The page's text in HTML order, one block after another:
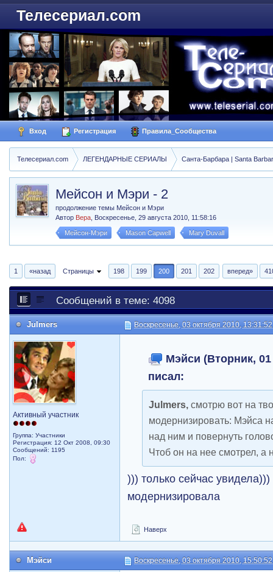
Телесериал.com
Вход Регистрация Правила_Сообщества
Телесериал.com ЛЕГЕНДАРНЫЕ СЕРИАЛЫ Санта-Барбара | Santa
Мейсон и Мэри - 2
продолжение темы Мейсон и Мэри
Автор Вера Воскресенье, 29 августа 2010, 11:58:16
Мейсон-Мэри Mason Capwell Mary Duvall
1 «назад Страницы 198 199 200 201 202 вперед»
Сообщений в теме: 4098
Julmers Воскресенье, 03 октября 2010, 13:31:52
Активный участник
Группа: Участники
Регистрация: 12 Окт 2008, 09:30
Сообщений: 1195
Пол:
Мэйси (Вторник,
писал:
Julmers, смотрю вот на
модернизировать: Mэйса
над ним и повернуть
Чтоб он на нее смотрел, а
))) только сейчас
модернизировала
Наверх
Мэйси Воскресенье, 03 октября 2010, 15:50:52